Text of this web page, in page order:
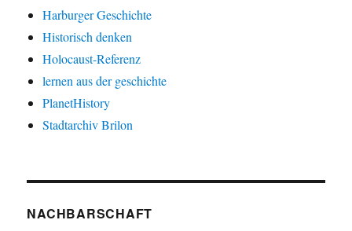
Harburger Geschichte
Historisch denken
Holocaust-Referenz
lernen aus der geschichte
PlanetHistory
Stadtarchiv Brilon
NACHBARSCHAFT